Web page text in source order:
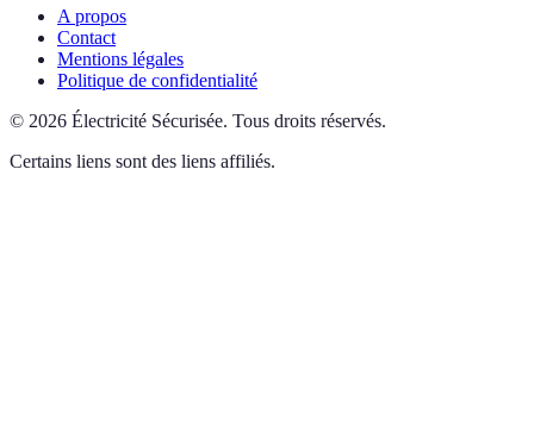
A propos
Contact
Mentions légales
Politique de confidentialité
© 2026 Électricité Sécurisée. Tous droits réservés.
Certains liens sont des liens affiliés.